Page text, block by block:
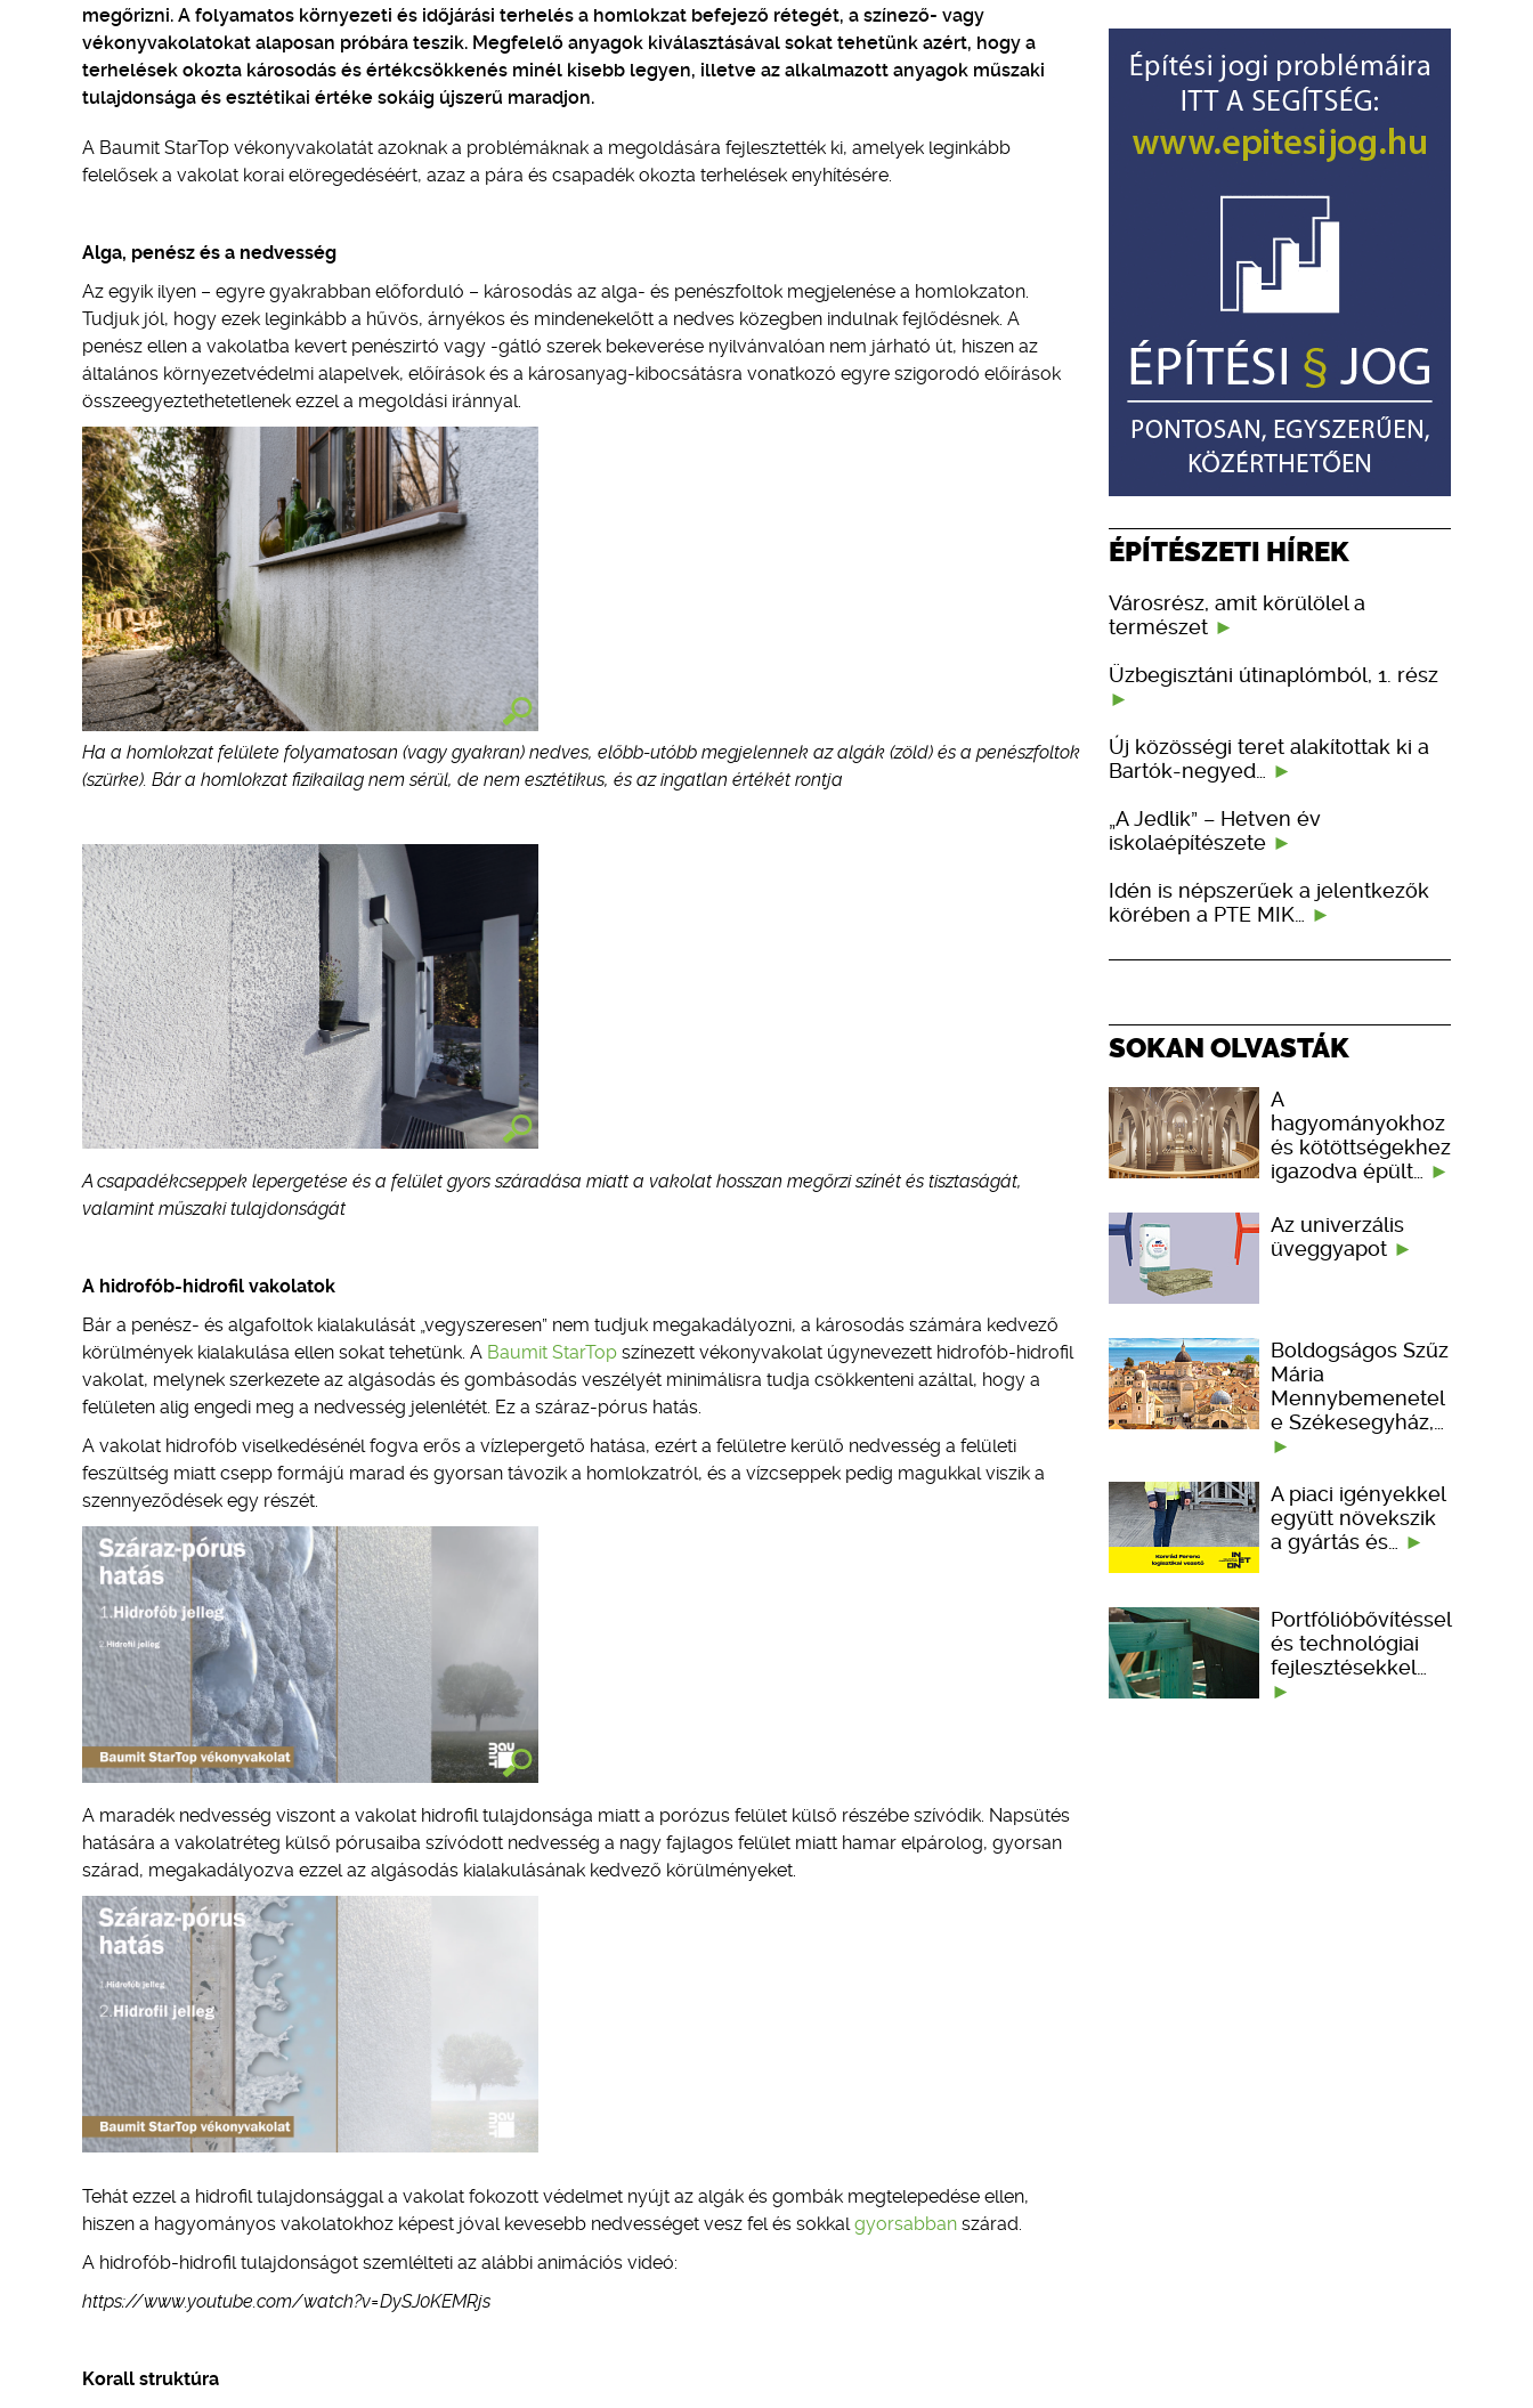
megőrizni. A folyamatos környezeti és időjárási terhelés a homlokzat befejező rétegét, a színező- vagy
vékonyvakolatokat alaposan próbára teszik. Megfelelő anyagok kiválasztásával sokat tehetünk azért, hogy a
terhelések okozta károsodás és értékcsökkenés minél kisebb legyen, illetve az alkalmazott anyagok műszaki
tulajdonsága és esztétikai értéke sokáig újszerű maradjon.
A Baumit StarTop vékonyvakolatát azoknak a problémáknak a megoldására fejlesztették ki, amelyek leginkább
felelősek a vakolat korai elöregedéséért, azaz a pára és csapadék okozta terhelések enyhítésére.
Alga, penész és a nedvesség
Az egyik ilyen – egyre gyakrabban előforduló – károsodás az alga- és penészfoltok megjelenése a homlokzaton.
Tudjuk jól, hogy ezek leginkább a hűvös, árnyékos és mindenekelőtt a nedves közegben indulnak fejlődésnek. A
penész ellen a vakolatba kevert penészirtó vagy -gátló szerek bekeverése nyilvánvalóan nem járható út, hiszen az
általános környezetvédelmi alapelvek, előírások és a károsanyag-kibocsátásra vonatkozó egyre szigorodó előírások
összeegyeztethetetlenek ezzel a megoldási iránnyal.
Ha a homlokzat felülete folyamatosan (vagy gyakran) nedves, előbb-utóbb megjelennek az algák (zöld) és a penészfoltok
(szürke). Bár a homlokzat fizikailag nem sérül, de nem esztétikus, és az ingatlan értékét rontja
A csapadékcseppek lepergetése és a felület gyors száradása miatt a vakolat hosszan megőrzi színét és tisztaságát,
valamint műszaki tulajdonságát
A hidrofób-hidrofil vakolatok
Bár a penész- és algafoltok kialakulását „vegyszeresen” nem tudjuk megakadályozni, a károsodás számára kedvező
körülmények kialakulása ellen sokat tehetünk. A Baumit StarTop színezett vékonyvakolat úgynevezett hidrofób-hidrofil
vakolat, melynek szerkezete az algásodás és gombásodás veszélyét minimálisra tudja csökkenteni azáltal, hogy a
felületen alig engedi meg a nedvesség jelenlétét. Ez a száraz-pórus hatás.
A vakolat hidrofób viselkedésénél fogva erős a vízlepergető hatása, ezért a felületre kerülő nedvesség a felületi
feszültség miatt csepp formájú marad és gyorsan távozik a homlokzatról, és a vízcseppek pedig magukkal viszik a
szennyeződések egy részét.
A maradék nedvesség viszont a vakolat hidrofil tulajdonsága miatt a porózus felület külső részébe szívódik. Napsütés
hatására a vakolatréteg külső pórusaiba szívódott nedvesség a nagy fajlagos felület miatt hamar elpárolog, gyorsan
szárad, megakadályozva ezzel az algásodás kialakulásának kedvező körülményeket.
Tehát ezzel a hidrofil tulajdonsággal a vakolat fokozott védelmet nyújt az algák és gombák megtelepedése ellen,
hiszen a hagyományos vakolatokhoz képest jóval kevesebb nedvességet vesz fel és sokkalgyorsabban szárad.
A hidrofób-hidrofil tulajdonságot szemlélteti az alábbi animációs videó:
https://www.youtube.com/watch?v=DySJ0KEMRjs
Korall struktúra
ÉPÍTÉSZETI HÍREK
Városrész, amit körülölel a
természet
Üzbegisztáni útinaplómból, 1. rész
Új közösségi teret alakítottak ki a
Bartók-negyed…
„A Jedlik” – Hetven év
iskolaépítészete
Idén is népszerűek a jelentkezők
körében a PTE MIK…
SOKAN OLVASTÁK
A
hagyományokhoz
és kötöttségekhez
igazodva épült…
Az univerzális
üveggyapot
Boldogságos Szűz
Mária
Mennybemenetel
e Székesegyház,…
A piaci igényekkel
együtt növekszik
a gyártás és…
Portfólióbővítéssel
és technológiai
fejlesztésekkel…